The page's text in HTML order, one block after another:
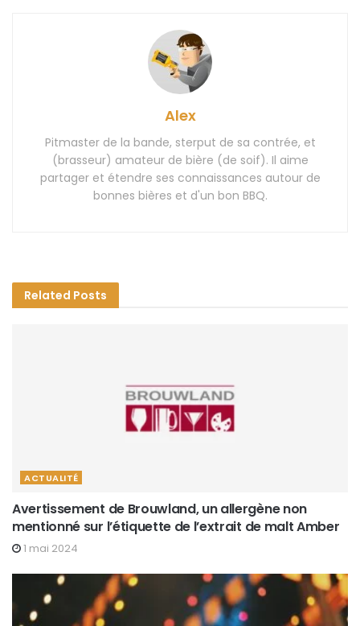
Alex
Pitmaster de la bande, sterput de sa contrée, et
(brasseur) amateur de bière (de soif). Il aime
partager et étendre ses connaissances autour de
bonnes bières et d'un bon BBQ.
Related Posts
ACTUALITÉ
Avertissement de Brouwland, un allergène non
mentionné sur l’étiquette de l’extrait de malt Amber
1 mai 2024